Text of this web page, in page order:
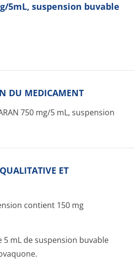
5mL, suspension buvable
DU MEDICAMENT
750 mg/5 mL, suspension
ET
contient 150 mg
mL de suspension buvable